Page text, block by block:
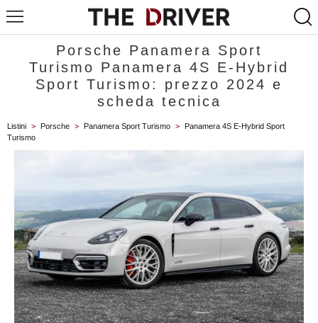
Porsche Panamera Sport
Turismo Panamera 4S E-Hybrid
Sport Turismo: prezzo 2024 e
scheda tecnica
Listini > Porsche > Panamera Sport Turismo >
Panamera 4S E-Hybrid Sport
Turismo